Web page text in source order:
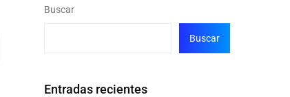
Buscar
Buscar
Entradas recientes